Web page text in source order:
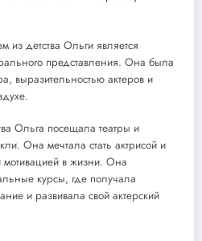
детства Ольги является
представления. Она была
выразительностью актеров и
Ольга посещала театры и
Она мечтала стать актрисой и
мотивацией в жизни. Она
курсы, где получала
и развивала свой актерский